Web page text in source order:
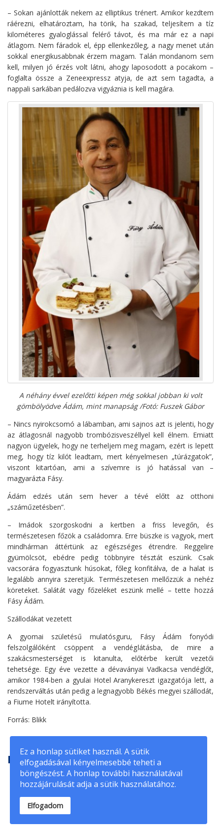
– Sokan ajánlották nekem az elliptikus trénert. Amikor kezdtem
ráérezni, elhatároztam, ha törik, ha szakad, teljesítem a tíz
kilométeres gyaloglással felérő távot, és ma már ez a napi
átlagom. Nem fáradok el, épp ellenkezőleg, a nagy menet után
sokkal energikusabbnak érzem magam. Talán mondanom sem
kell, milyen jó érzés volt látni, ahogy laposodott a pocakom –
foglalta össze a Zeneexpressz atyja, de azt sem tagadta, a
nappali sarkában pedálozva vigyáznia is kell magára.
A néhány évvel ezelőtti képen még sokkal jobban ki volt
gömbölyödve Ádám, mint manapság /Fotó: Fuszek Gábor
– Nincs nyirokcsomó a lábamban, ami sajnos azt is jelenti, hogy
az átlagosnál nagyobb trombózisveszéllyel kell élnem. Emiatt
nagyon ügyelek, hogy ne terheljem meg magam, ezért is lepett
meg, hogy tíz kilót leadtam, mert kényelmesen „túrázgatok”,
viszont kitartóan, ami a szívemre is jó hatással van –
magyarázta Fásy.
Ádám edzés után sem hever a tévé előtt az otthoni
„száműzetésben”.
– Imádok szorgoskodni a kertben a friss levegőn, és
természetesen főzök a családomra. Erre büszke is vagyok, mert
mindhárman áttértünk az egészséges étrendre. Reggelire
gyümölcsöt, ebédre pedig többnyire tésztát eszünk. Csak
vacsorára fogyasztunk húsokat, főleg konfitálva, de a halat is
legalább annyira szeretjük. Természetesen mellőzzük a nehéz
köreteket. Salátát vagy főzeléket eszünk mellé – tette hozzá
Fásy Ádám.
Szállodákat vezetett
A gyomai születésű mulatósguru, Fásy Ádám fonyódi
felszolgálóként csöppent a vendéglátásba, de mire a
szakácsmesterséget is kitanulta, előtérbe került vezetői
tehetsége. Egy éve vezette a dévaványai Vadkacsa vendéglőt,
amikor 1984-ben a gyulai Hotel Aranykereszt igazgatója lett, a
rendszerváltás után pedig a legnagyobb Békés megyei szállodát,
a Fiume Hotelt irányította.
Forrás: Blikk
Fásy Birodalom oldalai
Fásy Birodalom| Zeneexpressz|Fásy Műsoriroda|
Konyha| Magyarok Világszépe
Ez a honlap sütiket használ. A sütik
elfogadásával kényelmesebbé teheti a
böngészést. A honlap további használatával
hozzájárulását adja a sütik használatához.
Elfogadom